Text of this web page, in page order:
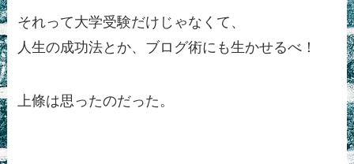
それって大学受験だけじゃなくて、
人生の成功法とか、ブログ術にも生かせるべ！
上條は思ったのだった。